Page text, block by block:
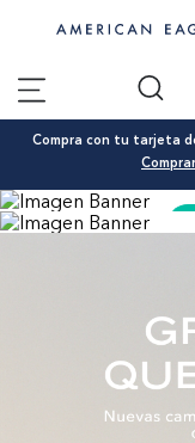
Compra con tu tarjeta